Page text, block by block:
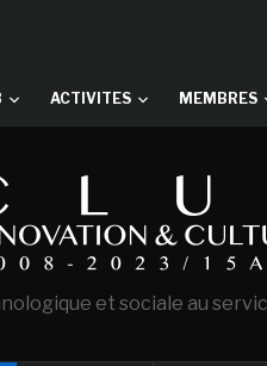
ACTIVITES MEMBRES
et sociale au